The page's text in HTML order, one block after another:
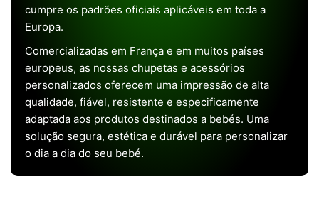
cumpre os padrões oficiais aplicáveis em toda a
Europa.
Comercializadas em França e em muitos países
europeus, as nossas chupetas e acessórios
personalizados oferecem uma impressão de alta
qualidade, fiável, resistente e especificamente
adaptada aos produtos destinados a bebés. Uma
solução segura, estética e durável para personalizar
o dia a dia do seu bebé.